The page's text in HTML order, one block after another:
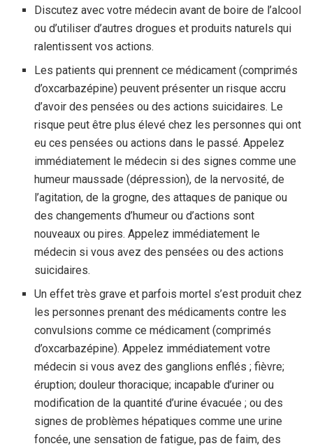
Discutez avec votre médecin avant de boire de l’alcool
ou d’utiliser d’autres drogues et produits naturels qui
ralentissent vos actions.
Les patients qui prennent ce médicament (comprimés
d’oxcarbazépine) peuvent présenter un risque accru
d’avoir des pensées ou des actions suicidaires. Le
risque peut être plus élevé chez les personnes qui ont
eu ces pensées ou actions dans le passé. Appelez
immédiatement le médecin si des signes comme une
humeur maussade (dépression), de la nervosité, de
l’agitation, de la grogne, des attaques de panique ou
des changements d’humeur ou d’actions sont
nouveaux ou pires. Appelez immédiatement le
médecin si vous avez des pensées ou des actions
suicidaires.
Un effet très grave et parfois mortel s’est produit chez
les personnes prenant des médicaments contre les
convulsions comme ce médicament (comprimés
d’oxcarbazépine). Appelez immédiatement votre
médecin si vous avez des ganglions enflés ; fièvre;
éruption; douleur thoracique; incapable d’uriner ou
modification de la quantité d’urine évacuée ; ou des
signes de problèmes hépatiques comme une urine
foncée, une sensation de fatigue, pas de faim, des